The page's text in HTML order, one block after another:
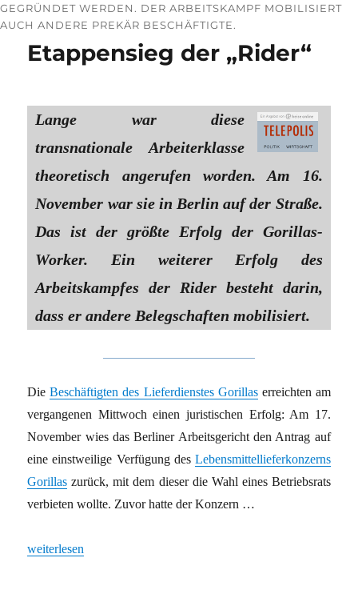
GEGRÜNDET WERDEN. DER ARBEITSKAMPF MOBILISIERT
AUCH ANDERE PREKÄR BESCHÄFTIGTE.
Etappensieg der „Rider“
Lange war diese
transnationale Arbeiterklasse
theoretisch angerufen worden. Am 16.
November war sie in Berlin auf der Straße.
Das ist der größte Erfolg der Gorillas-
Worker. Ein weiterer Erfolg des
Arbeitskampfes der Rider besteht darin,
dass er andere Belegschaften mobilisiert.
DieBeschäftigten des Lieferdienstes Gorillaserreichten am
vergangenen Mittwoch einen juristischen Erfolg: Am 17.
November wies das Berliner Arbeitsgericht den Antrag auf
eine einstweilige Verfügung des Lebensmittellieferkonzerns
Gorillas zurück, mit dem dieser die Wahl eines Betriebsrats
verbieten wollte. Zuvor hatte der Konzern …
„Etappensieg der „Rider““
weiterlesen